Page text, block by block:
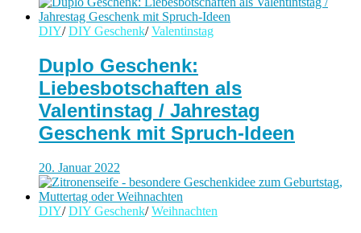
DIY/ DIY Geschenk/ Valentinstag
Duplo Geschenk:
Liebesbotschaften als
Valentinstag / Jahrestag
Geschenk mit Spruch-Ideen
20. Januar 2022
DIY/ DIY Geschenk/ Weihnachten